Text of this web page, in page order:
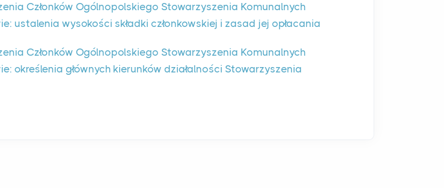
Członków Ogólnopolskiego Stowarzyszenia Komunalnych
ustalenia wysokości składki członkowskiej i zasad jej opłacania
Członków Ogólnopolskiego Stowarzyszenia Komunalnych
określenia głównych kierunków działalności Stowarzyszenia